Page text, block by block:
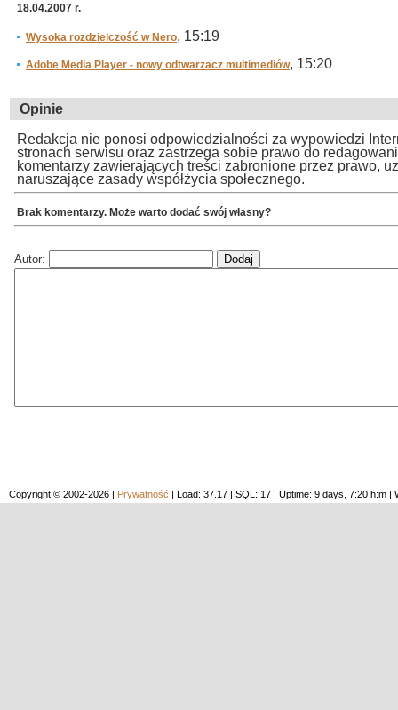
18.04.2007 r.
Wysoka rozdzielczość w Nero, 15:19
Adobe Media Player - nowy odtwarzacz multimediów, 15:20
Opinie
Redakcja nie ponosi odpowiedzialności za wypowiedzi
stronach serwisu oraz zastrzega sobie prawo do
komentarzy zawierających treści zabronione przez prawo,
naruszające zasady współżycia społecznego.
Brak komentarzy. Może warto dodać swój własny?
Autor:
Copyright © 2002-2026 | Prywatność | Load: 37.17 | SQL: 17 | Uptime: 9 days, 7:20 h:m